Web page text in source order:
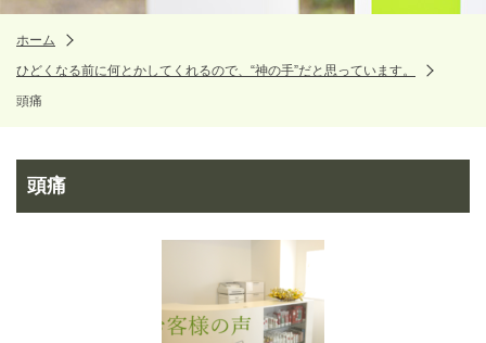
ホーム
ひどくなる前に何とかしてくれるので、“神の手”だと思っています。
頭痛
頭痛